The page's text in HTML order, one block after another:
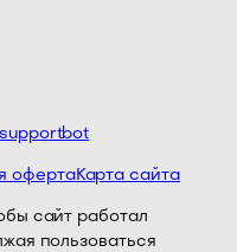
офертаКарта сайта
сайт работал
пользоваться